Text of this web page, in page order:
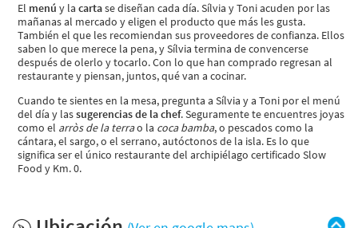
El menú y la cartase diseñan cada día. Sílvia y Toni acuden por las
mañanas al mercado y eligen el producto que más les gusta.
También el que les recomiendan sus proveedores de confianza. Ellos
saben lo que merece la pena, y Sílvia termina de convencerse
después de olerlo y tocarlo. Con lo que han comprado regresan al
restaurante y piensan, juntos, qué van a cocinar.
Cuando te sientes en la mesa, pregunta a Sílvia y a Toni por el menú
del día y lassugerencias de la chef. Seguramente te encuentres joyas
como el arròs de la terrao la coca bamba, o pescados como la
cántara, el sargo, o el serrano, autóctonos de la isla. Es lo que
significa ser el único restaurante del archipiélago certificado Slow
Food y Km. 0.